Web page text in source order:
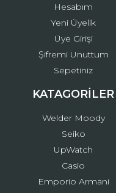
Hesabım
Yeni Üyelik
Üye Girişi
Şifremi Unuttum
Sepetiniz
KATAGORİLER
Welder Moody
Seiko
UpWatch
Casio
Emporio Armani